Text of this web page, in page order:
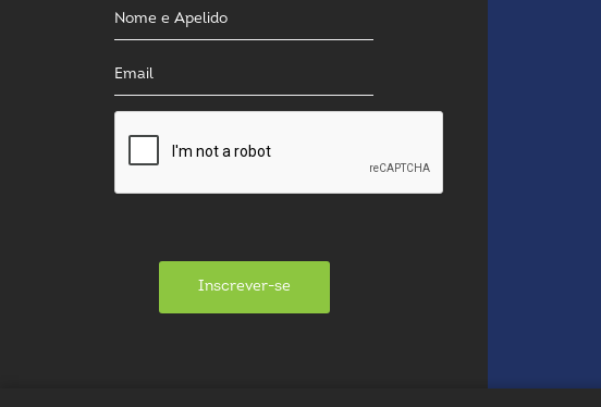
Inscrever-se